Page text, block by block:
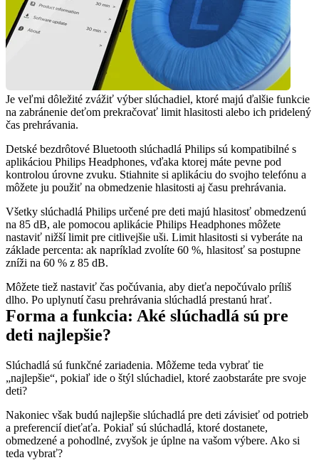
Je veľmi dôležité zvážiť výber slúchadiel, ktoré majú ďalšie funkcie
na zabránenie deťom prekračovať limit hlasitosti alebo ich pridelený
čas prehrávania.
Detské bezdrôtové Bluetooth slúchadlá Philips sú kompatibilné s
aplikáciou Philips Headphones, vďaka ktorej máte pevne pod
kontrolou úrovne zvuku. Stiahnite si aplikáciu do svojho telefónu a
môžete ju použiť na obmedzenie hlasitosti aj času prehrávania.
Všetky slúchadlá Philips určené pre deti majú hlasitosť obmedzenú
na 85 dB, ale pomocou aplikácie Philips Headphones môžete
nastaviť nižší limit pre citlivejšie uši. Limit hlasitosti si vyberáte na
základe percenta: ak napríklad zvolíte 60 %, hlasitosť sa postupne
zníži na 60 % z 85 dB.
Môžete tiež nastaviť čas počúvania, aby dieťa nepočúvalo príliš
dlho. Po uplynutí času prehrávania slúchadlá prestanú hrať.
Forma a funkcia: Aké slúchadlá sú pre
deti najlepšie?
Slúchadlá sú funkčné zariadenia. Môžeme teda vybrať tie
„najlepšie“, pokiaľ ide o štýl slúchadiel, ktoré zaobstaráte pre svoje
deti?
Nakoniec však budú najlepšie slúchadlá pre deti závisieť od potrieb
a preferencií dieťaťa. Pokiaľ sú slúchadlá, ktoré dostanete,
obmedzené a pohodlné, zvyšok je úplne na vašom výbere. Ako si
teda vybrať?